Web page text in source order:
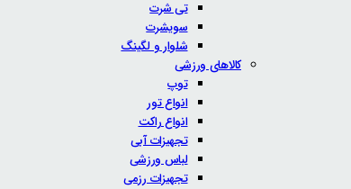
تی شرت
سویشرت
شلوار و لگینگ
کالاهای ورزشی
توپ
انواع تور
انواع راکت
تجهیزات آبی
لباس ورزشی
تجهیزات رزمی